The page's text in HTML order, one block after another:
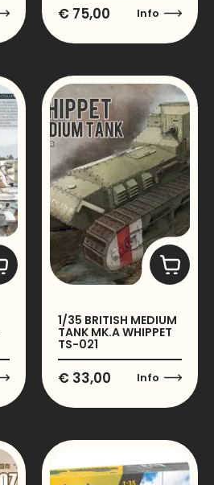
€ 75,00 Info
1/35 BRITISH MEDIUM
TANK MK.A WHIPPET
TS-021
€ 33,00 Info